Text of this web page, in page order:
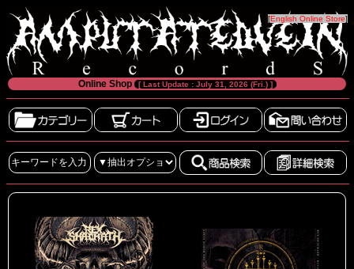
[English Online Store]
Online Shop [ Last Update : July 31, 2026 (Fri.) ]